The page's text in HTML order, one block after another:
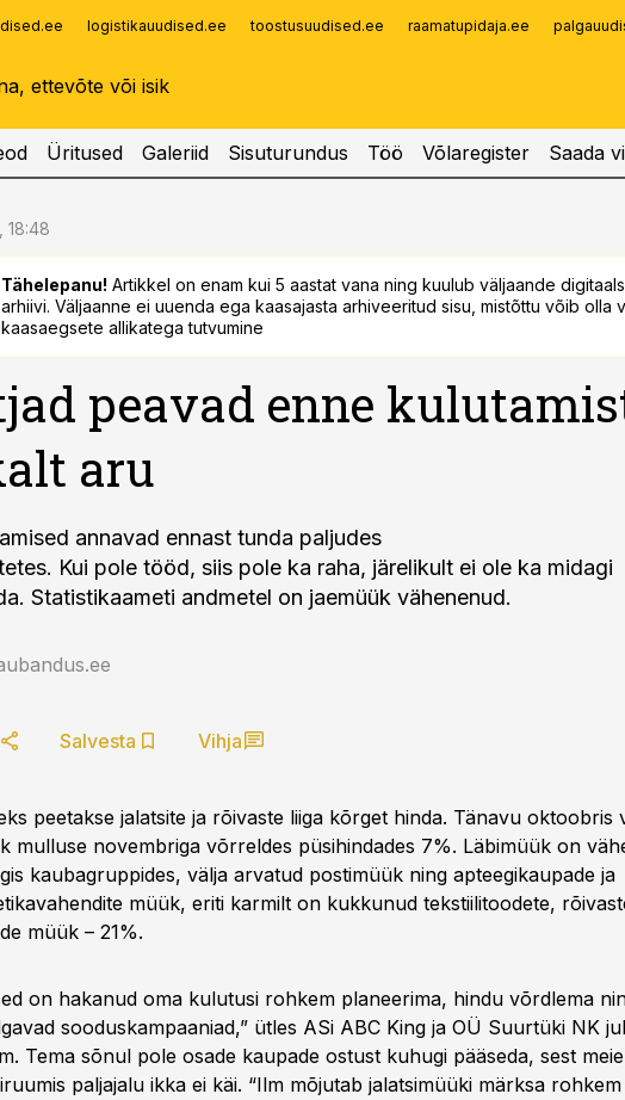
logistikauudised.ee toostusuudised.ee raamatupidaja.ee
Infopank
Üritused Galeriid Sisuturundus Töö Võlaregister Saada
18:48
Tähelepanu! Artikkel on enam kui 5 aastat vana ning kuulub väljaande
arhiivi. Väljaanne ei uuenda ega kaasajasta arhiveeritud sisu, mistõttu võib olla
kaasaegsete allikatega tutvumine
peavad enne
aru
annavad ennast tunda paljudes
Kui pole tööd, siis pole ka raha, järelikult ei ole ka midagi
Statistikaameti andmetel on jaemüük vähenenud.
Salvesta Vihja
peetakse jalatsite ja rõivaste liiga kõrget hinda. Tänavu oktoobris
mulluse novembriga võrreldes püsihindades 7%. Läbimüük on
kaubagruppides, välja arvatud postimüük ning apteegikaupade ja
müük, eriti karmilt on kukkunud tekstiilitoodete,
müük – 21%.
on hakanud oma kulutusi rohkem planeerima, hindu võrdlema
sooduskampaaniad,” ütles ASi ABC King ja OÜ Suurtüki NK
Tema sõnul pole osade kaupade ostust kuhugi pääseda, sest
paljajalu ikka ei käi. “Ilm mõjutab jalatsimüüki märksa